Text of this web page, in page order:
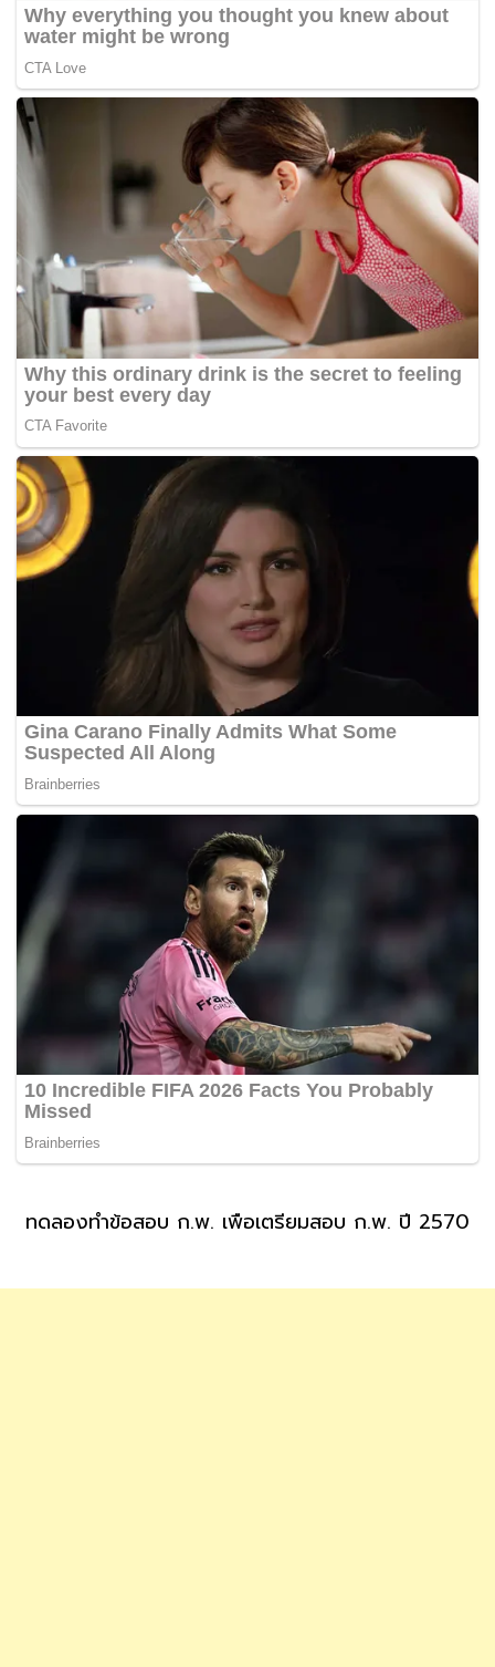
ทดลองทำข้อสอบ ก.พ. เพื่อเตรียมสอบ ก.พ. ปี 2570